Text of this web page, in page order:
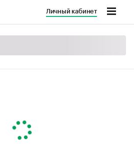
Личный кабинет